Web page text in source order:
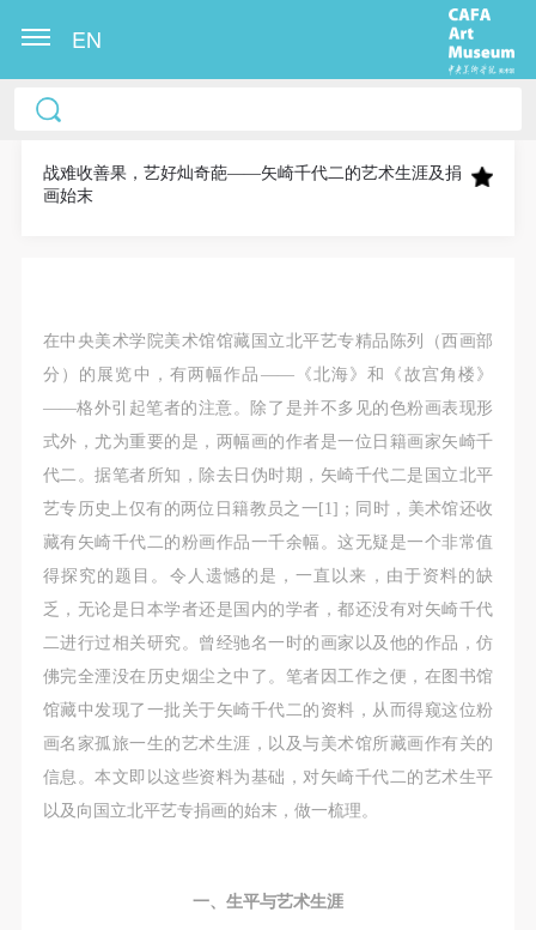
EN
战难收善果，艺好灿奇葩——矢崎千代二的艺术生涯及捐
画始末
在中央美术学院美术馆馆藏国立北平艺专精品陈列（西画部
分）的展览中，有两幅作品——《北海》和《故宫角楼》
——格外引起笔者的注意。除了是并不多见的色粉画表现形
式外，尤为重要的是，两幅画的作者是一位日籍画家矢崎千
代二。据笔者所知，除去日伪时期，矢崎千代二是国立北平
艺专历史上仅有的两位日籍教员之一[1]；同时，美术馆还收
藏有矢崎千代二的粉画作品一千余幅。这无疑是一个非常值
得探究的题目。令人遗憾的是，一直以来，由于资料的缺
乏，无论是日本学者还是国内的学者，都还没有对矢崎千代
二进行过相关研究。曾经驰名一时的画家以及他的作品，仿
佛完全湮没在历史烟尘之中了。笔者因工作之便，在图书馆
馆藏中发现了一批关于矢崎千代二的资料，从而得窥这位粉
画名家孤旅一生的艺术生涯，以及与美术馆所藏画作有关的
信息。本文即以这些资料为基础，对矢崎千代二的艺术生平
以及向国立北平艺专捐画的始末，做一梳理。
一、生平与艺术生涯
中央美术学院美术馆出版授权协议书
称“CAFAM”），愿意将本人参与中央美术学院美术馆
公共教育部组织的公益性活动（包括美术馆会员活
它数字媒体形式公开出版，并同意编入《中国知识资
源总库》《中央美术学院资料库》《中央美术学院美
术馆资料库》等相关资料、文献、档案机构和平台，
在中央美术学院中使用和在互联网上传播，同意按相
关“章程”规定享受相关权益。
中央美术学院美术馆活动安全免责协议书
第一条
本次活动公平公正、自愿参加与退出、风险与责任自
负的原则。但活动有风险，参加者应有必要的风险意
识。
第二条
参加本次活动者必须遵守中华人民共和国的相关法
律、法规，必须遵循道德和社会公德规范，并应该具
备以人为本、团结友爱、互相帮助和助人为乐的良好
品质。
能力的人，18周岁以上）未成年人必须在成年人的陪
中央美术学院美术馆出版授权协议书
称“CAFAM”），愿意将本人参与中央美术学院美术馆
公共教育部组织的公益性活动（包括美术馆会员活
它数字媒体形式公开出版，并同意编入《中国知识资
源总库》《中央美术学院资料库》《中央美术学院美
术馆资料库》等相关资料、文献、档案机构和平台，
在中央美术学院中使用和在互联网上传播，同意按相
关“章程”规定享受相关权益。
中央美术学院美术馆活动安全免责协议书
第一条
本次活动公平公正、自愿参加与退出、风险与责任自
负的原则。但活动有风险，参加者应有必要的风险意
识。
第二条
参加本次活动者必须遵守中华人民共和国的相关法
律、法规，必须遵循道德和社会公德规范，并应该具
备以人为本、团结友爱、互相帮助和助人为乐的良好
品质。
能力的人，18周岁以上）未成年人必须在成年人的陪
中央美术学院美术馆出版授权协议书
称“CAFAM”），愿意将本人参与中央美术学院美术馆
公共教育部组织的公益性活动（包括美术馆会员活
它数字媒体形式公开出版，并同意编入《中国知识资
源总库》《中央美术学院资料库》《中央美术学院美
术馆资料库》等相关资料、文献、档案机构和平台，
在中央美术学院中使用和在互联网上传播，同意按相
关“章程”规定享受相关权益。
中央美术学院美术馆活动安全免责协议书
第一条
本次活动公平公正、自愿参加与退出、风险与责任自
负的原则。但活动有风险，参加者应有必要的风险意
识。
第二条
参加本次活动者必须遵守中华人民共和国的相关法
律、法规，必须遵循道德和社会公德规范，并应该具
备以人为本、团结友爱、互相帮助和助人为乐的良好
品质。
能力的人，18周岁以上）未成年人必须在成年人的陪